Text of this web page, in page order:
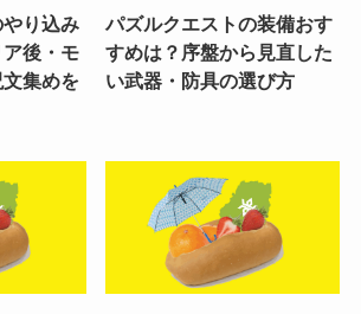
り込み
後・モ
集めを
パズルクエストの装備おす
すめは？序盤から見直した
い武器・防具の選び方